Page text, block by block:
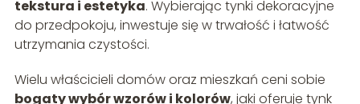
tekstura i estetyka. Wybierając tynki dekoracyjne
do przedpokoju, inwestuje się w trwałość i łatwość
utrzymania czystości.
Wielu właścicieli domów oraz mieszkań ceni sobie
bogaty wybór wzorów i kolorów, jaki oferuje tynk